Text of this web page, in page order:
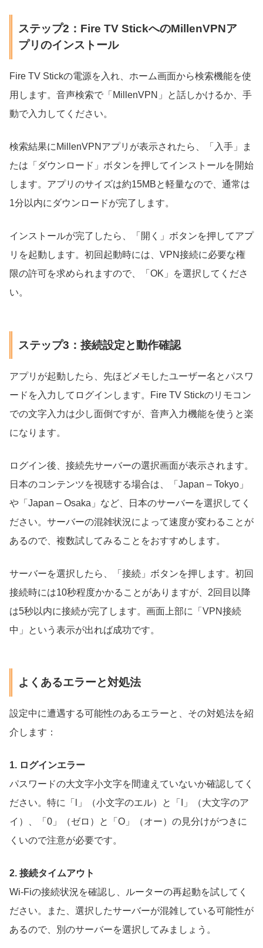
ステップ2：Fire TV StickへのMillenVPNア
プリのインストール
Fire TV Stickの電源を入れ、ホーム画面から検索機能を使
用します。音声検索で「MillenVPN」と話しかけるか、手
動で入力してください。
検索結果にMillenVPNアプリが表示されたら、「入手」ま
たは「ダウンロード」ボタンを押してインストールを開始
します。アプリのサイズは約15MBと軽量なので、通常は
1分以内にダウンロードが完了します。
インストールが完了したら、「開く」ボタンを押してアプ
リを起動します。初回起動時には、VPN接続に必要な権
限の許可を求められますので、「OK」を選択してくださ
い。
ステップ3：接続設定と動作確認
アプリが起動したら、先ほどメモしたユーザー名とパスワ
ードを入力してログインします。Fire TV Stickのリモコン
での文字入力は少し面倒ですが、音声入力機能を使うと楽
になります。
ログイン後、接続先サーバーの選択画面が表示されます。
日本のコンテンツを視聴する場合は、「Japan – Tokyo」
や「Japan – Osaka」など、日本のサーバーを選択してく
ださい。サーバーの混雑状況によって速度が変わることが
あるので、複数試してみることをおすすめします。
サーバーを選択したら、「接続」ボタンを押します。初回
接続時には10秒程度かかることがありますが、2回目以降
は5秒以内に接続が完了します。画面上部に「VPN接続
中」という表示が出れば成功です。
よくあるエラーと対処法
設定中に遭遇する可能性のあるエラーと、その対処法を紹
介します：
1. ログインエラー
パスワードの大文字小文字を間違えていないか確認してく
ださい。特に「l」（小文字のエル）と「I」（大文字のア
イ）、「0」（ゼロ）と「O」（オー）の見分けがつきに
くいので注意が必要です。
2. 接続タイムアウト
Wi-Fiの接続状況を確認し、ルーターの再起動を試してく
ださい。また、選択したサーバーが混雑している可能性が
あるので、別のサーバーを選択してみましょう。